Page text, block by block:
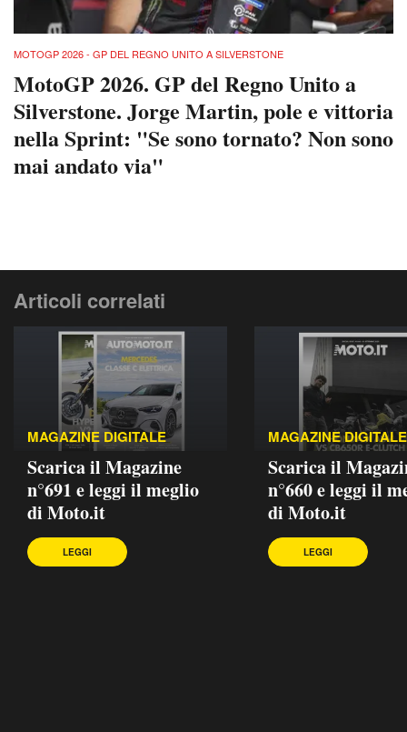
MOTOGP 2026 - GP DEL REGNO UNITO A SILVERSTONE
MotoGP 2026. GP del Regno Unito a
Silverstone. Jorge Martin, pole e vittoria
nella Sprint: "Se sono tornato? Non sono
mai andato via"
Articoli correlati
MAGAZINE DIGITALE
Scarica il Magazine
n°691 e leggi il meglio
di Moto.it
LEGGI
MAGAZINE DIGITALE
Scarica il
n°660 e leggi il
di Moto.it
LEGGI